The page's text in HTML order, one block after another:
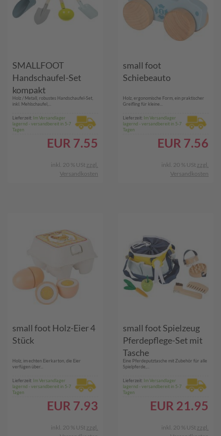
SMALLFOOT
Handschaufel-Set
kompakt
Holz / Metall, robustes Handschaufel-Set,
inkl. Mehlschaufel,...
Lieferzeit: Im Versandlager
lagernd - versandbereit in 5-7
Tagen
EUR 7.55
inkl. 20 % USt zzgl.
Versandkosten
small foot
Schiebeauto
Holz, ergonomische Form, ein praktischer
Greifling für kleine...
Lieferzeit: Im Versandlager
lagernd - versandbereit in 5-7
Tagen
EUR 7.56
inkl. 20 % USt zzgl.
Versandkosten
small foot Holz-Eier 4
Stück
Holz, im echten Eierkarton, die Eier
verfügen über...
Lieferzeit: Im Versandlager
lagernd - versandbereit in 5-7
Tagen
EUR 7.93
inkl. 20 % USt zzgl.
small foot Spielzeug
Pferdepflege-Set mit
Tasche
Eine Pferdeputztasche mit Zubehör für alle
Spielpferde,...
Lieferzeit: Im Versandlager
lagernd - versandbereit in 5-7
Tagen
EUR 21.95
inkl. 20 % USt zzgl.